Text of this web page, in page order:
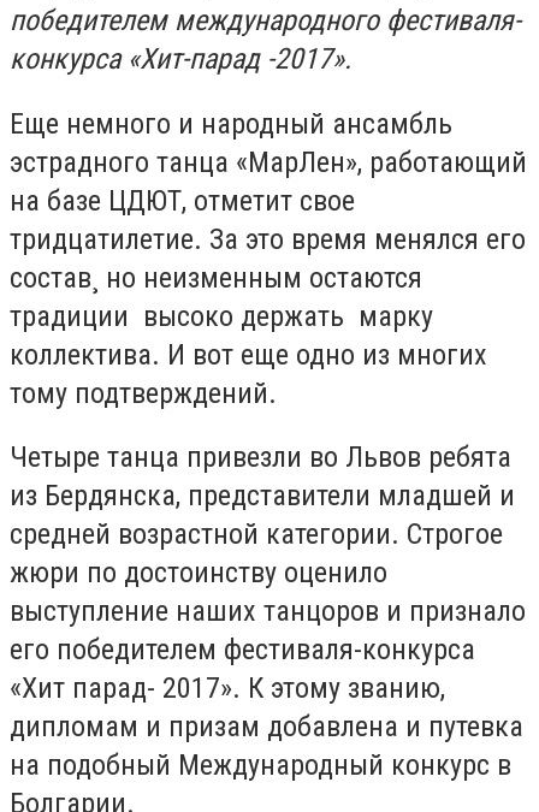
победителем международного фестиваля-
конкурса «Хит-парад -2017».
Еще немного и народный ансамбль
эстрадного танца «МарЛен», работающий
на базе ЦДЮТ, отметит свое
тридцатилетие. За это время менялся его
состав¸ но неизменным остаются
традиции высоко держать марку
коллектива. И вот еще одно из многих
тому подтверждений.
Четыре танца привезли во Львов ребята
из Бердянска, представители младшей и
средней возрастной категории. Строгое
жюри по достоинству оценило
выступление наших танцоров и признало
его победителем фестиваля-конкурса
«Хит парад- 2017». К этому званию,
дипломам и призам добавлена и путевка
на подобный Международный конкурс в
Болгарии.